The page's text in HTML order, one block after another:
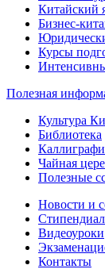
Китайский
Бизнес-
Курсы
Полезная
Культура
Библиотека
Чайная
Полезные
Новости и
Видеоуроки
Контакты